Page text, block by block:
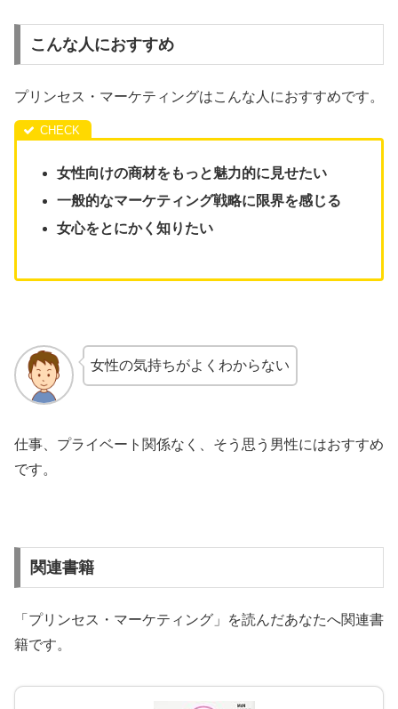
こんな人におすすめ
プリンセス・マーケティングはこんな人におすすめです。
女性向けの商材をもっと魅力的に見せたい
一般的なマーケティング戦略に限界を感じる
女心をとにかく知りたい
女性の気持ちがよくわからない
仕事、プライベート関係なく、そう思う男性にはおすすめ
です。
関連書籍
「プリンセス・マーケティング」を読んだあなたへ関連書
籍です。